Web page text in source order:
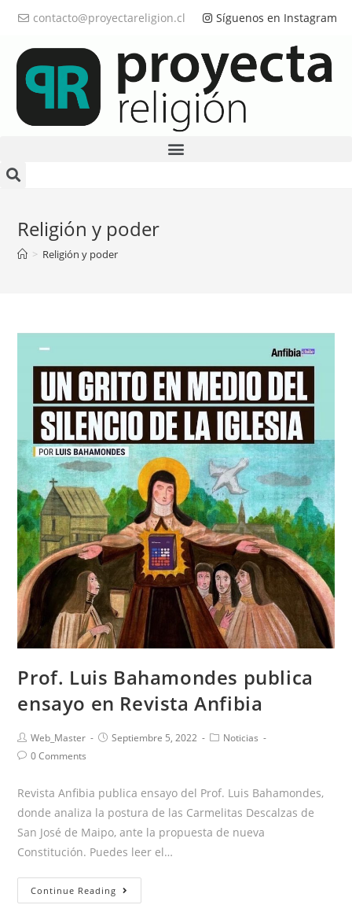
contacto@proyectareligion.cl Síguenos en Instagram
Religión y poder
> Religión y poder
Prof. Luis Bahamondes publica
ensayo en Revista Anfibia
Web_Master Septiembre 5, 2022
Noticias
0 Comments
Revista Anfibia publica ensayo del Prof. Luis Bahamondes,
donde analiza la postura de las Carmelitas Descalzas de
San José de Maipo, ante la propuesta de nueva
Constitución. Puedes leer el…
Continue Reading